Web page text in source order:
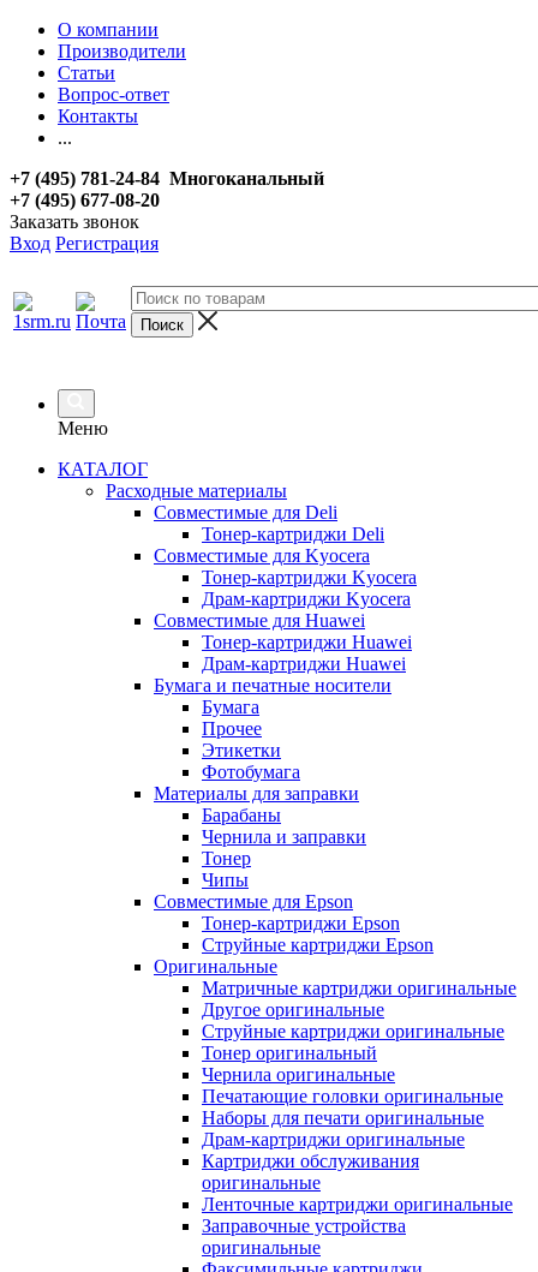
О компании
Производители
Статьи
Вопрос-ответ
Контакты
...
+7 (495) 781-24-84 Многоканальный
+7 (495) 677-08-20
Заказать звонок
Вход Регистрация
Меню
КАТАЛОГ
Расходные материалы
Совместимые для Deli
Тонер-картриджи Deli
Совместимые для Kyocera
Тонер-картриджи Kyocera
Драм-картриджи Kyocera
Совместимые для Huawei
Тонер-картриджи Huawei
Драм-картриджи Huawei
Бумага и печатные носители
Бумага
Прочее
Этикетки
Фотобумага
Материалы для заправки
Барабаны
Чернила и заправки
Тонер
Чипы
Совместимые для Epson
Тонер-картриджи Epson
Струйные картриджи Epson
Оригинальные
Матричные картриджи оригинальные
Другое оригинальные
Струйные картриджи оригинальные
Тонер оригинальный
Чернила оригинальные
Печатающие головки оригинальные
Наборы для печати оригинальные
Драм-картриджи оригинальные
Картриджи обслуживания
оригинальные
Ленточные картриджи оригинальные
Заправочные устройства
оригинальные